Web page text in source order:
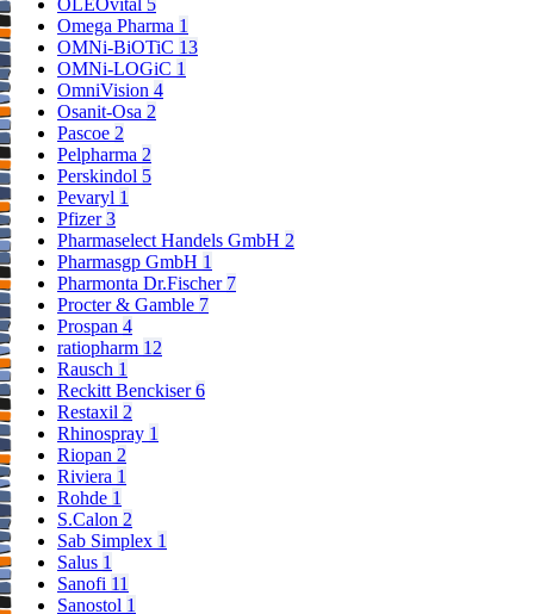
OLEOvital 5
Omega Pharma 1
OMNi-BiOTiC 13
OMNi-LOGiC 1
OmniVision 4
Osanit-Osa 2
Pascoe 2
Pelpharma 2
Perskindol 5
Pevaryl 1
Pfizer3
Pharmaselect Handels GmbH 2
Pharmasgp GmbH 1
Pharmonta Dr.Fischer 7
Procter & Gamble 7
Prospan 4
ratiopharm 12
Rausch 1
Reckitt Benckiser6
Restaxil 2
Rhinospray 1
Riopan 2
Riviera 1
Rohde 1
S.Calon 2
Sab Simplex 1
Salus 1
Sanofi 11
Sanostol 1